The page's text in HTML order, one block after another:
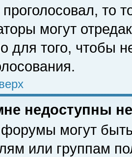
то
могут
для того, чтобы
недоступны
могут
или группам